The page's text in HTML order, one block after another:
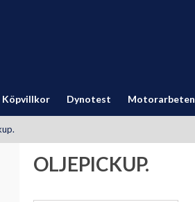
Köpvillkor Dynotest Motorarbeten
OLJEPICKUP.